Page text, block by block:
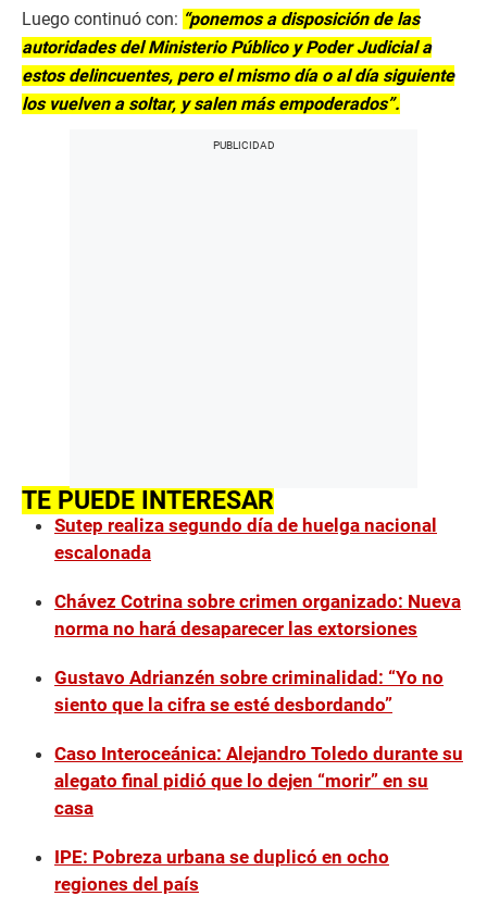
Luego continuó con: “ponemos a disposición de las
autoridades del Ministerio Público y Poder Judicial a
estos delincuentes, pero el mismo día o al día siguiente
los vuelven a soltar, y salen más empoderados”.
TE PUEDE INTERESAR
Sutep realiza segundo día de huelga nacional
escalonada
Chávez Cotrina sobre crimen organizado: Nueva
norma no hará desaparecer las extorsiones
Gustavo Adrianzén sobre criminalidad: “Yo no
siento que la cifra se esté desbordando”
Caso Interoceánica: Alejandro Toledo durante su
alegato final pidió que lo dejen “morir” en su
casa
IPE: Pobreza urbana se duplicó en ocho
regiones del país